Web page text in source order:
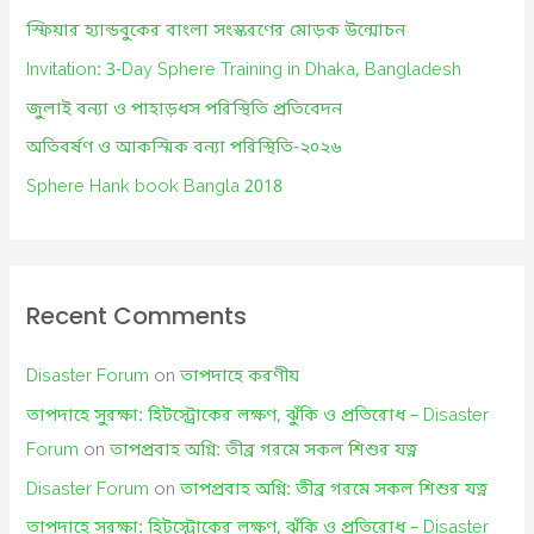
f
o
r
স্ফিয়ার হ্যান্ডবুকের বাংলা সংস্করণের মোড়ক উন্মোচন
Invitation: 3-Day Sphere Training in Dhaka, Bangladesh
জুলাই বন্যা ও পাহাড়ধস পরিস্থিতি প্রতিবেদন
অতিবর্ষণ ও আকস্মিক বন্যা পরিস্থিতি-২০২৬
Sphere Hank book Bangla 2018
Recent Comments
Disaster Forum onতাপদাহে করণীয়
তাপদাহে সুরক্ষা: হিটস্ট্রোকের লক্ষণ, ঝুঁকি ও প্রতিরোধ – Disaster
Forum onতাপপ্রবাহ অগ্নি: তীব্র গরমে সকল শিশুর যত্ন
Disaster Forum onতাপপ্রবাহ অগ্নি: তীব্র গরমে সকল শিশুর যত্ন
তাপদাহে সুরক্ষা: হিটস্ট্রোকের লক্ষণ, ঝুঁকি ও প্রতিরোধ – Disaster